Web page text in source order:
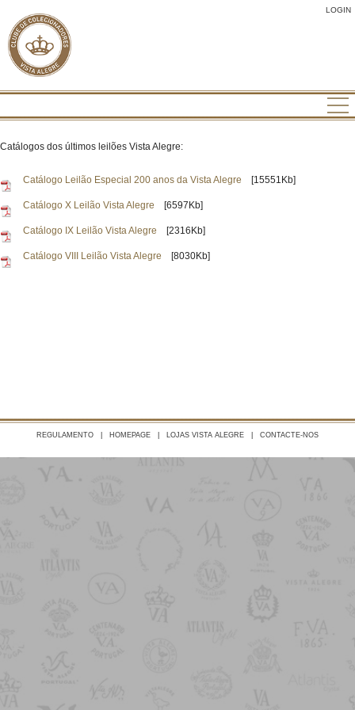
LOGIN
Catálogos dos últimos leilões Vista Alegre:
Catálogo Leilão Especial 200 anos da Vista Alegre [15551Kb]
Catálogo X Leilão Vista Alegre [6597Kb]
Catálogo IX Leilão Vista Alegre [2316Kb]
Catálogo VIII Leilão Vista Alegre [8030Kb]
REGULAMENTO HOMEPAGE LOJAS VISTA ALEGRE CONTACTE-NOS